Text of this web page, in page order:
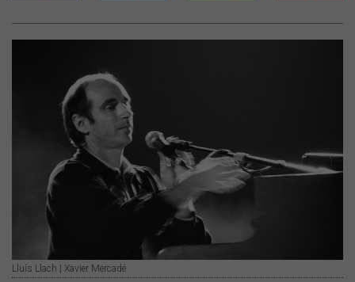
Lluís Llach | Xavier Mercadé